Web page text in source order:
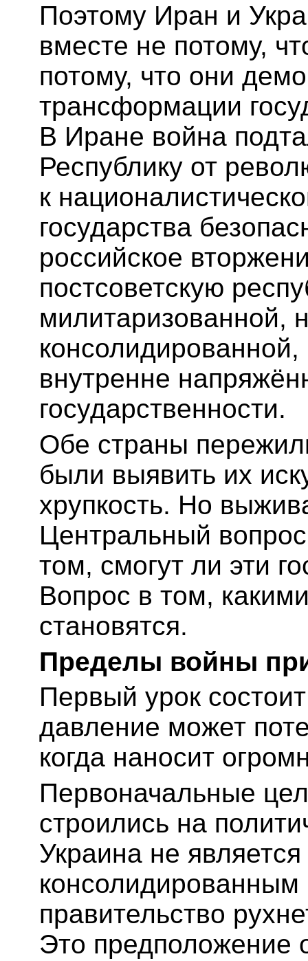
Поэтому Иран и
вместе не потому,
потому, что они
трансформации
В Иране война
Республику от
к
государства
российское
постсоветскую
милитаризованной,
внутренне
государственности.
Обе страны
были выявить их
хрупкость. Но
Центральный
том, смогут ли эти
Вопрос в том,
становятся.
Пределы войны
Первый урок
давление может
когда наносит
Первоначальные
строились на
Украина не
консолидированным
правительство
Это предположение